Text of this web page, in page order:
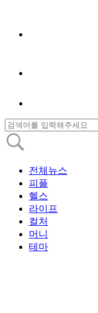
전체뉴스
피플
헬스
라이프
컬처
머니
테마